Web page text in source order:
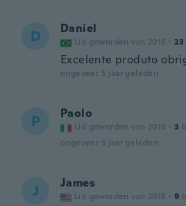
D Daniel
Lid geworden van 2018 · 23
Excelente produto
ongeveer 5 jaar geleden
P Paolo
Lid geworden van 2018 · 3
ongeveer 5 jaar geleden
J James
Lid geworden van 2018 · 9